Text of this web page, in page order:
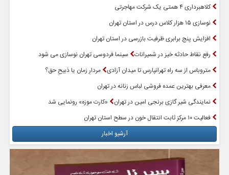
کلاهبرداری ۴ همتی یک شرکت مهاجرتی
نوسازی ۱۵ هزار کلاس درس در استان تهران
افزایش پنج برابری ظرفیت بازرسی در استان تهران
رفع نقاط حادثه خیز در شمیرانات
سینما فردوسی تهران نوسازی می شود
متروباس از سه راه تهرانپارس تا میدان آزادی مردارِ زمان یا ذبیحِ حق؟
معرفی بهترین عمده فروشی لباس زنانه در تهران
نمایندگی شیر گازی برنجی امین در تهران
«کارت موزه» رونمایی شد
فعالیت ۱۰ مرکز ثابت انتقال خون در سطح استان تهران
آرشیو اخبار